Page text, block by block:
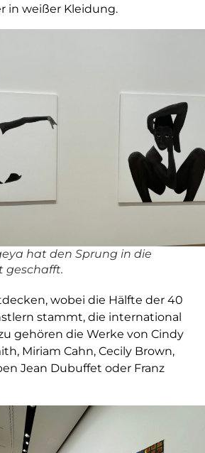
in weißer Kleidung.
hat den Sprung in die
geschafft.
wobei die Hälfte der 40
stammt, die international
gehören die Werke von Cindy
Miriam Cahn, Cecily Brown,
Jean Dubuffet oder Franz